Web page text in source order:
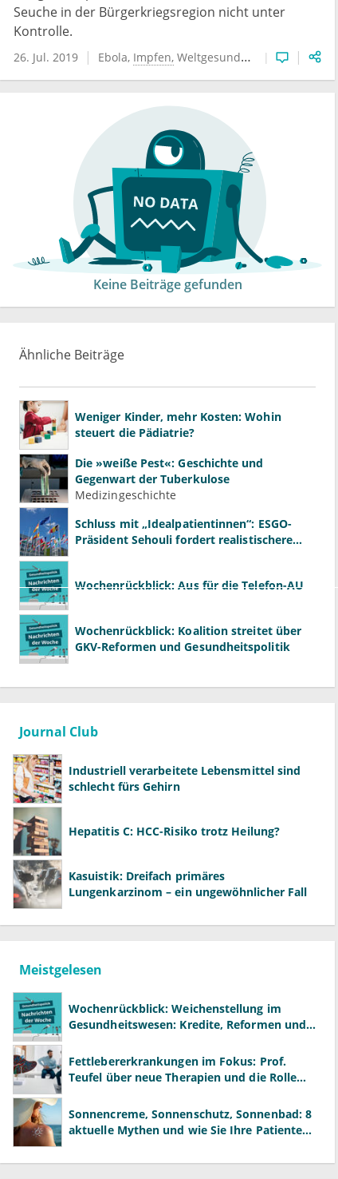
Seuche in der Bürgerkriegsregion nicht unter
Kontrolle.
26. Jul. 2019 Ebola Impfen Weltgesundheitsorganisation
Keine Beiträge gefunden
Ähnliche Beiträge
Weniger Kinder, mehr Kosten: Wohin
steuert die Pädiatrie?
Die »weiße Pest«: Geschichte und
Gegenwart der Tuberkulose
Medizingeschichte
Schluss mit „Idealpatientinnen“: ESGO-
Präsident Sehouli fordert realistischere
Wochenrückblick: Aus für die Telefon-AU
Wochenrückblick: Koalition streitet über
GKV-Reformen und Gesundheitspolitik
Journal Club
Industriell verarbeitete Lebensmittel sind
schlecht fürs Gehirn
Hepatitis C: HCC-Risiko trotz Heilung?
Kasuistik: Dreifach primäres
Lungenkarzinom – ein ungewöhnlicher Fall
Meistgelesen
Wochenrückblick: Weichenstellung im
Gesundheitswesen: Kredite, Reformen und
Fettlebererkrankungen im Fokus: Prof.
Teufel über neue Therapien und die Rolle
Sonnencreme, Sonnenschutz, Sonnenbad: 8
aktuelle Mythen und wie Sie Ihre Patienten